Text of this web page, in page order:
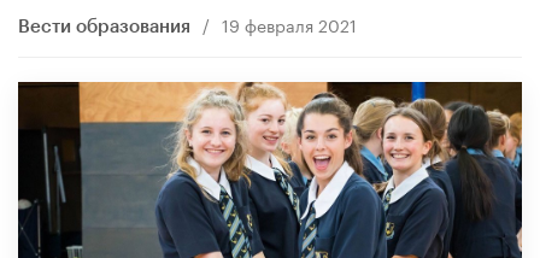
Вести образования / 19 февраля 2021